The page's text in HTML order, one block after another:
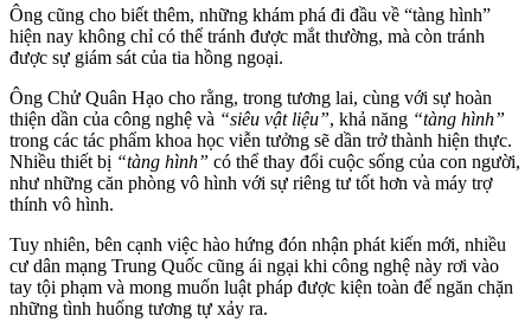
Ông cũng cho biết thêm, những khám phá đi đầu về “tàng hình”
hiện nay không chỉ có thể tránh được mắt thường, mà còn tránh
được sự giám sát của tia hồng ngoại.
Ông Chử Quân Hạo cho rằng, trong tương lai, cùng với sự hoàn
thiện dần của công nghệ và “siêu vật liệu”, khả năng “tàng hình”
trong các tác phẩm khoa học viễn tưởng sẽ dần trở thành hiện thực.
Nhiều thiết bị “tàng hình” có thể thay đổi cuộc sống của con người,
như những căn phòng vô hình với sự riêng tư tốt hơn và máy trợ
thính vô hình.
Tuy nhiên, bên cạnh việc hào hứng đón nhận phát kiến mới, nhiều
cư dân mạng Trung Quốc cũng ái ngại khi công nghệ này rơi vào
tay tội phạm và mong muốn luật pháp được kiện toàn để ngăn chặn
những tình huống tương tự xảy ra.